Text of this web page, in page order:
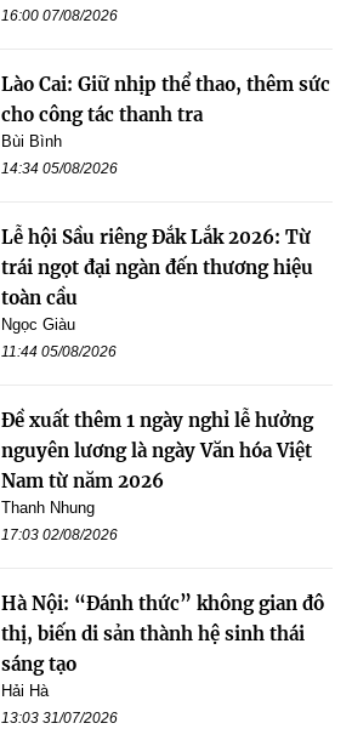
16:00 07/08/2026
Lào Cai: Giữ nhịp thể thao, thêm sức
cho công tác thanh tra
Bùi Bình
14:34 05/08/2026
Lễ hội Sầu riêng Đắk Lắk 2026: Từ
trái ngọt đại ngàn đến thương hiệu
toàn cầu
Ngọc Giàu
11:44 05/08/2026
Đề xuất thêm 1 ngày nghỉ lễ hưởng
nguyên lương là ngày Văn hóa Việt
Nam từ năm 2026
Thanh Nhung
17:03 02/08/2026
Hà Nội: “Đánh thức” không gian đô
thị, biến di sản thành hệ sinh thái
sáng tạo
Hải Hà
13:03 31/07/2026